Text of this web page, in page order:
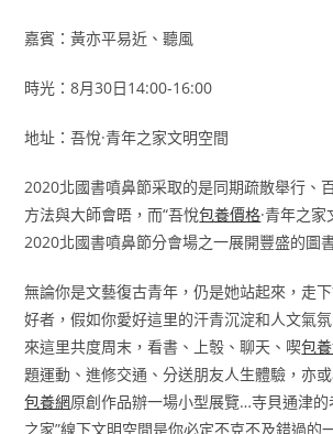
嘉賓：黃亦平易近、聽風
時光：8月30日14:00-16:00
地址：吾悅·青年之家文明空間
2020北國書噴鼻節采取的是同期疏散舉行、
方法與大師會晤，而“吾悅包養價格·青年之
2020北國書噴鼻節分會場之一展開豐盛的圖
無論你是文藝復古青年，仍是她站起來，走
好者，假如你愛好這里的汗青沉淀和人文氣
來這里共度周末，看書、上彀、聊天、喫包
題運動、進修交通、分送朋友人生體驗，亦
包養網原創作品辦一場小型展覽…寺貝通津的
之家”線下文明空間是你必定不克不及錯過的